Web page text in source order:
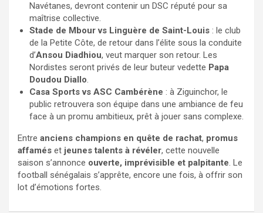
Navétanes, devront contenir un DSC réputé pour sa
maîtrise collective.
Stade de Mbour vs Linguère de Saint-Louis : le club
de la Petite Côte, de retour dans l’élite sous la conduite
d’Ansou Diadhiou, veut marquer son retour. Les
Nordistes seront privés de leur buteur vedette Papa
Doudou Diallo.
Casa Sports vs ASC Cambérène : à Ziguinchor, le
public retrouvera son équipe dans une ambiance de feu
face à un promu ambitieux, prêt à jouer sans complexe.
Entre anciens champions en quête de rachat, promus
affamés et jeunes talents à révéler, cette nouvelle
saison s’annonce ouverte, imprévisible et palpitante. Le
football sénégalais s’apprête, encore une fois, à offrir son
lot d’émotions fortes.